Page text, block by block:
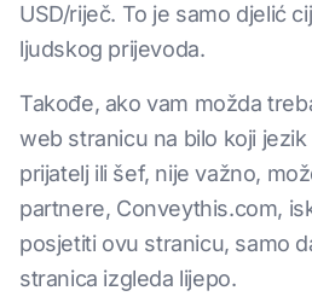
USD/riječ. To je samo djelić
ljudskog prijevoda.
Takođe, ako vam možda
web stranicu na bilo koji
prijatelj ili šef, nije važno,
partnere, Conveythis.com,
posjetiti ovu stranicu, samo
stranica izgleda lijepo.